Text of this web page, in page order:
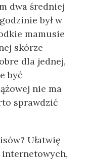
dwa średniej
był w
mamusie
skórze –
dla jednej,
być
nie ma
sprawdzić
Ułatwię